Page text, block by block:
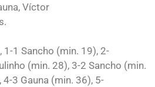
, Víctor
.
1-1 Sancho (min. 19), 2-
(min. 28), 3-2 Sancho (min.
4-3 Gauna (min. 36), 5-